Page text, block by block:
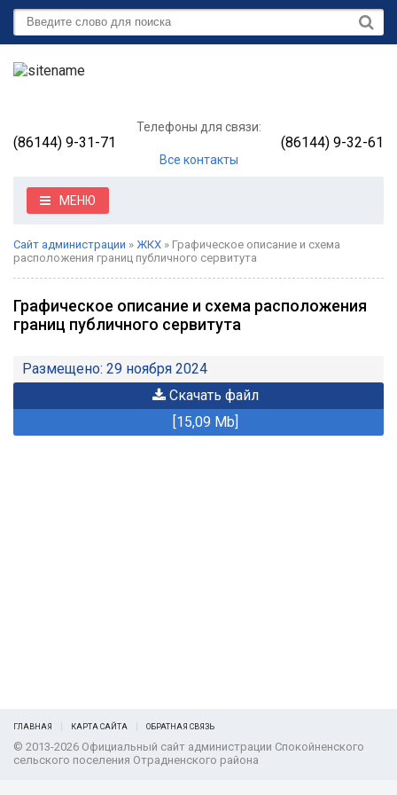
Телефоны для связи:
(86144) 9-31-71 (86144) 9-32-61
Все контакты
МЕНЮ
Сайт администрации » ЖКХ » Графическое описание и схема
расположения границ публичного сервитута
Графическое описание и схема расположения
границ публичного сервитута
Размещено: 29 ноября 2024
Скачать файл
[15,09 Mb]
ГЛАВНАЯ КАРТА САЙТА ОБРАТНАЯ СВЯЗЬ
© 2013-2026 Официальный сайт администрации Спокойненского
сельского поселения Отрадненского района